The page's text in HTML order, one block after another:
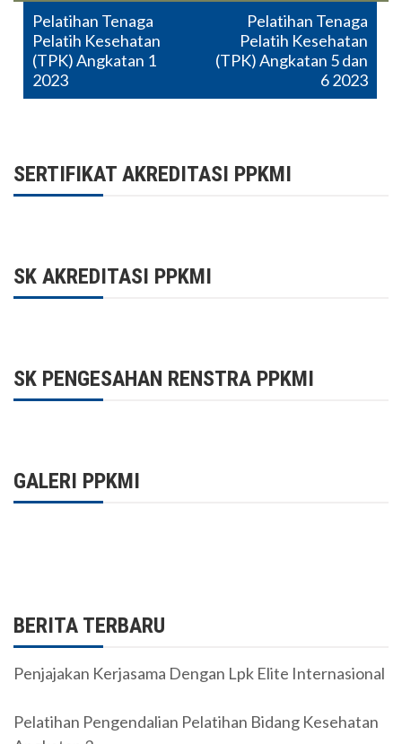
Post
navigation
Pelatihan Tenaga
Pelatih Kesehatan
(TPK) Angkatan 1
2023
Pelatihan Tenaga
Pelatih Kesehatan
(TPK) Angkatan 5 dan
6 2023
SERTIFIKAT AKREDITASI PPKMI
SK AKREDITASI PPKMI
SK PENGESAHAN RENSTRA PPKMI
GALERI PPKMI
BERITA TERBARU
Penjajakan Kerjasama Dengan Lpk Elite Internasional
Pelatihan Pengendalian Pelatihan Bidang Kesehatan